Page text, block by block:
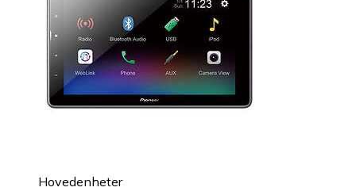
Hovedenheter